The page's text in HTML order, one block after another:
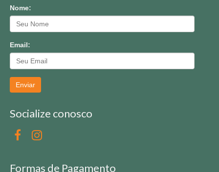
Nome:
Email:
Enviar
Socialize conosco
Formas de Pagamento